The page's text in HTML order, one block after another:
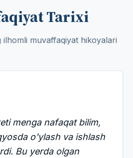
Tarixi
ilhomli muvaffaqiyat hikoyalari
menga nafaqat bilim,
o'ylash va ishlash
Bu yerda olgan